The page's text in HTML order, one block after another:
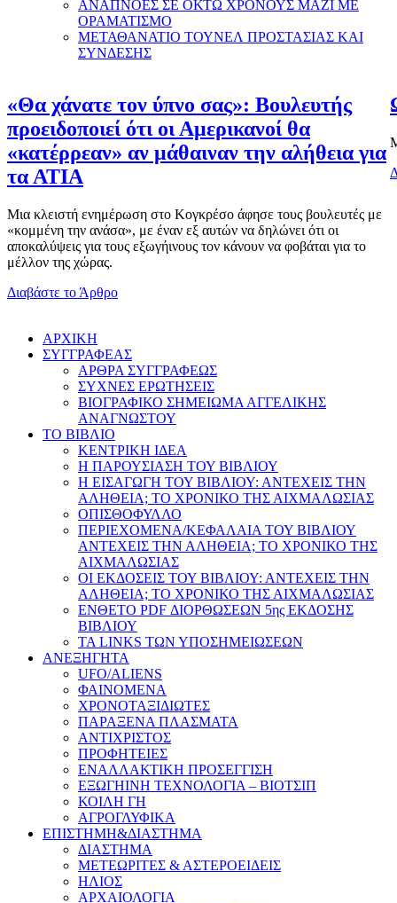
ΑΝΑΠΝΟΕΣ ΣΕ ΟΚΤΩ ΧΡΟΝΟΥΣ ΜΑΖΙ ΜΕ
ΟΡΑΜΑΤΙΣΜΟ
ΜΕΤΑΘΑΝΑΤΙΟ ΤΟΥΝΕΛ ΠΡΟΣΤΑΣΙΑΣ ΚΑΙ
ΣΥΝΔΕΣΗΣ
«Θα χάνατε τον ύπνο σας»: Βουλευτής
προειδοποιεί ότι οι Αμερικανοί θα
«κατέρρεαν» αν μάθαιναν την αλήθεια για
τα ΑΤΙΑ
Μια κλειστή ενημέρωση στο Κογκρέσο άφησε τους βουλευτές με
«κομμένη την ανάσα», με έναν εξ αυτών να δηλώνει ότι οι
αποκαλύψεις για τους εξωγήινους τον κάνουν να φοβάται για το
μέλλον της χώρας.
Διαβάστε το Άρθρο
AΡΧΙΚΗ
ΣΥΓΓΡΑΦΕΑΣ
ΑΡΘΡΑ ΣΥΓΓΡΑΦΕΩΣ
ΣΥΧΝΕΣ ΕΡΩΤΗΣΕΙΣ
ΒΙΟΓΡΑΦΙΚΟ ΣΗΜΕΙΩΜΑ ΑΓΓΕΛΙΚΗΣ
ΑΝΑΓΝΩΣΤΟΥ
ΤΟ ΒΙΒΛΙΟ
ΚΕΝΤΡΙΚΗ ΙΔΕΑ
Η ΠΑΡΟΥΣΙΑΣΗ ΤΟΥ ΒΙΒΛΙΟΥ
Η ΕΙΣΑΓΩΓΗ ΤΟΥ ΒΙΒΛΙΟΥ: ΑΝΤΕΧΕΙΣ ΤΗΝ
ΑΛΗΘΕΙΑ; ΤΟ ΧΡΟΝΙΚΟ ΤΗΣ ΑΙΧΜΑΛΩΣΙΑΣ
ΟΠΙΣΘΟΦΥΛΛΟ
ΠΕΡΙΕΧΟΜΕΝΑ/ΚΕΦΑΛΑΙΑ ΤΟΥ ΒΙΒΛΙΟΥ
ΑΝΤΕΧΕΙΣ ΤΗΝ ΑΛΗΘΕΙΑ; ΤΟ ΧΡΟΝΙΚΟ ΤΗΣ
ΑΙΧΜΑΛΩΣΙΑΣ
ΟΙ ΕΚΔΟΣΕΙΣ ΤΟΥ ΒΙΒΛΙΟΥ: ΑΝΤΕΧΕΙΣ ΤΗΝ
ΑΛΗΘΕΙΑ; ΤΟ ΧΡΟΝΙΚΟ ΤΗΣ ΑΙΧΜΑΛΩΣΙΑΣ
ΕΝΘΕΤΟ PDF ΔΙΟΡΘΩΣΕΩΝ 5ης ΕΚΔΟΣΗΣ
ΒΙΒΛΙΟΥ
ΤΑ LINKS ΤΩΝ ΥΠΟΣΗΜΕΙΩΣΕΩΝ
ΑΝΕΞΗΓΗΤΑ
UFO/ALIENS
ΦΑΙΝΟΜΕΝΑ
ΧΡΟΝΟΤΑΞΙΔΙΩΤΕΣ
ΠΑΡΑΞΕΝΑ ΠΛΑΣΜΑΤΑ
ΑΝΤΙΧΡΙΣΤΟΣ
ΠΡΟΦΗΤΕΙΕΣ
ΕΝΑΛΛΑΚΤΙΚΗ ΠΡΟΣΕΓΓΙΣΗ
ΕΞΩΓΗΙΝΗ ΤΕΧΝΟΛΟΓΙΑ – ΒΙΟΤΣΙΠ
ΚΟΙΛΗ ΓΗ
ΑΓΡΟΓΛΥΦΙΚΑ
ΕΠΙΣΤΗΜΗ&ΔΙΑΣΤΗΜΑ
ΔΙΑΣΤΗΜΑ
ΜΕΤΕΩΡΙΤΕΣ & ΑΣΤΕΡΟΕΙΔΕΙΣ
ΗΛΙΟΣ
ΑΡΧΑΙΟΛΟΓΙΑ